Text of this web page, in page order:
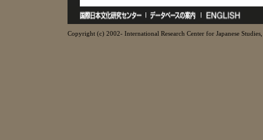
Copyright (c) 2002- International Research Center for Japanese